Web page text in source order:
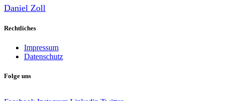
Daniel Zoll
Rechtliches
Impressum
Datenschutz
Folge uns